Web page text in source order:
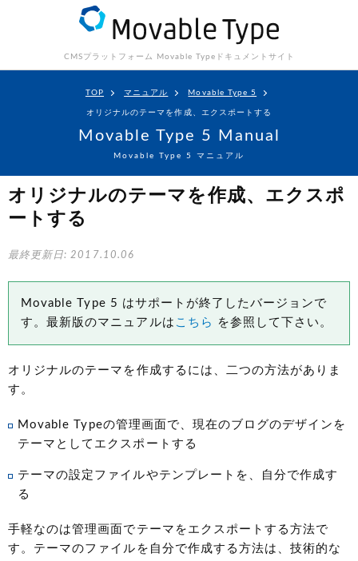
CMSプラットフォーム Movable Type ドキュメントサイト
TOP マニュアル Movable Type 5
オリジナルのテーマを作成、エクスポートする
Movable Type 5 Manual
Movable Type 5 マニュアル
オリジナルのテーマを作成、エクスポ
ートする
最終更新日: 2017.10.06
Movable Type 5 はサポートが終了したバージョンで
す。最新版のマニュアルは こちら を参照して下さい。
オリジナルのテーマを作成するには、二つの方法がありま
す。
Movable Typeの管理画面で、現在のブログのデザインを
テーマとしてエクスポートする
テーマの設定ファイルやテンプレートを、自分で作成す
る
手軽なのは管理画面でテーマをエクスポートする方法で
す。テーマのファイルを自分で作成する方法は、技術的な